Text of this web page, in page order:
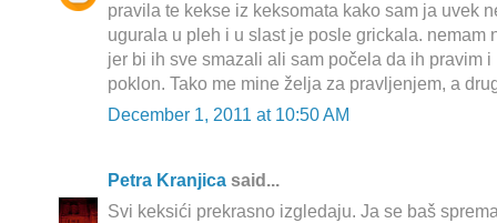
pravila te kekse iz keksomata kako sam ja uvek
ugurala u pleh i u slast je posle grickala. nemam
jer bi ih sve smazali ali sam počela da ih pravim
poklon. Tako me mine želja za pravljenjem, a
December 1, 2011 at 10:50 AM
Petra Kranjica said...
Svi keksići prekrasno izgledaju. Ja se baš